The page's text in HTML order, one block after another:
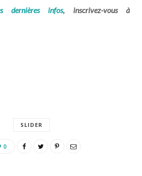
dernières infos, inscrivez-vous à
SLIDER
0